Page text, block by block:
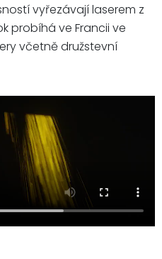
vyřezávají laserem z
probíhá ve Francii ve
včetně družstevní